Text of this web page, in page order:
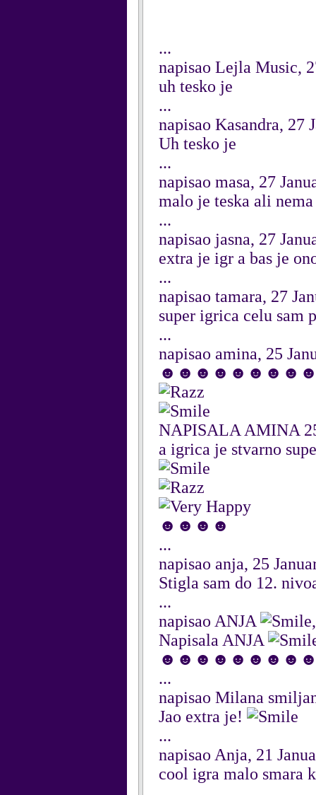
...
napisao Lejla Music,
uh tesko je
...
napisao Kasandra, 27
Uh tesko je
...
napisao masa, 27
malo je teska ali nema
...
napisao jasna, 27
extra je igr a bas je
...
napisao tamara, 27
super igrica celu
...
napisao amina, 25
NAPISALA AMINA
a igrica je stvarno
☻☻☻☻
...
napisao anja, 25
Stigla sam do 12.
...
napisao ANJA
Napisala ANJA
...
napisao Milana
Jao extra je!
...
napisao Anja, 21
cool igra malo smara